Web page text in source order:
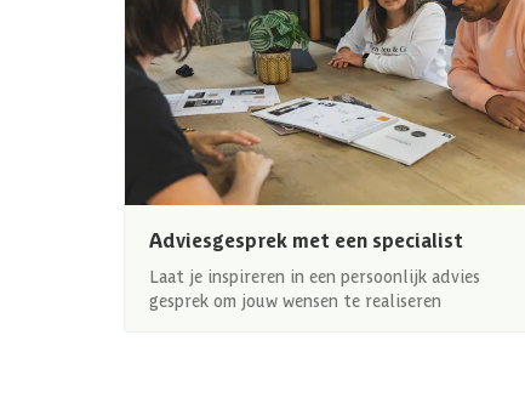
Adviesgesprek met een specialist
Laat je inspireren in een persoonlijk advies
gesprek om jouw wensen te realiseren